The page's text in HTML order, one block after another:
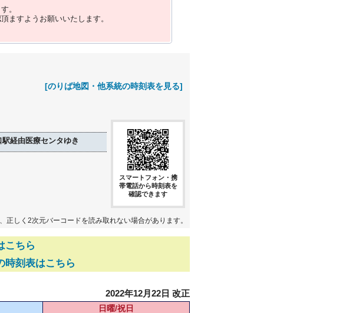
。
ますようお願いいたします。
[のりば地図・他系統の時刻表を見る]
駅経由医療センタゆき
スマートフォン・携
帯電話から時刻表を
確認できます
正しく2次元バーコードを読み取れない場合があります。
こちら
時刻表はこちら
2022年12月22日 改正
日曜/祝日